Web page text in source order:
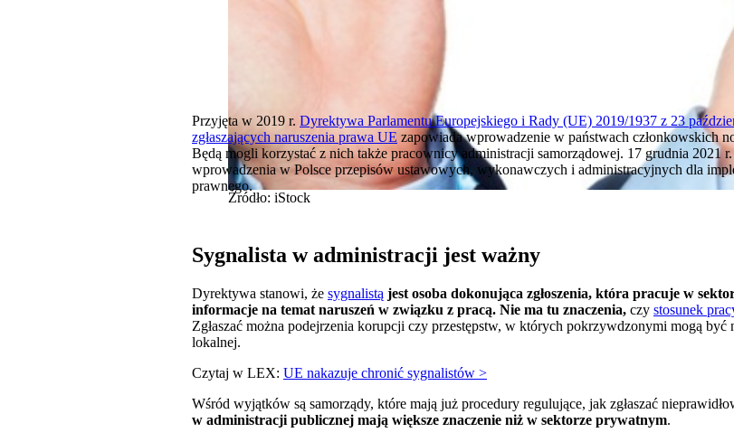
Źródło: iStock
Przyjęta w 2019 r. Dyrektywa Parlamentu Europejskiego i Rady (UE) 2019/1937 z 23
zgłaszających naruszenia prawa UE zapowiada wprowadzenie w państwach członkowskich
Będą mogli korzystać z nich także pracownicy administracji samorządowej. 17 grudnia 2021
wprowadzenia w Polsce przepisów ustawowych, wykonawczych i administracyjnych dla
prawnego.
Sygnalista w administracji jest ważny
Dyrektywa stanowi, że sygnalistą jest osoba dokonująca zgłoszenia, która pracuje w
informacje na temat naruszeń w związku z pracą. Nie ma tu znaczenia, czy stosunek
Zgłaszać można podejrzenia korupcji czy przestępstw, w których pokrzywdzonymi mogą być
lokalnej.
Czytaj w LEX: UE nakazuje chronić sygnalistów >
Wśród wyjątków są samorządy, które mają już procedury regulujące, jak zgłaszać
w administracji publicznej mają większe znaczenie niż w sektorze prywatnym.